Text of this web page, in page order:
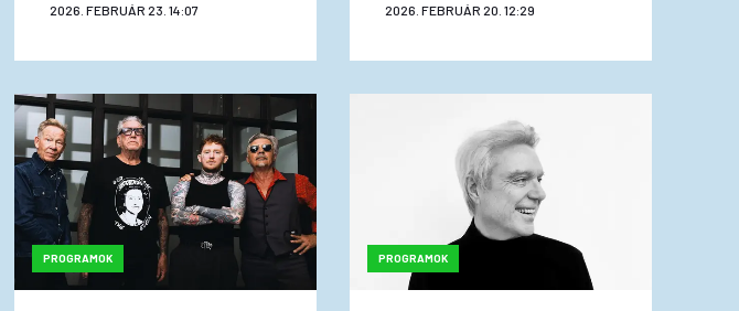
2026. FEBRUÁR 23. 14:07 2026. FEBRUÁR 20. 12:29
PROGRAMOK PROGRAMOK